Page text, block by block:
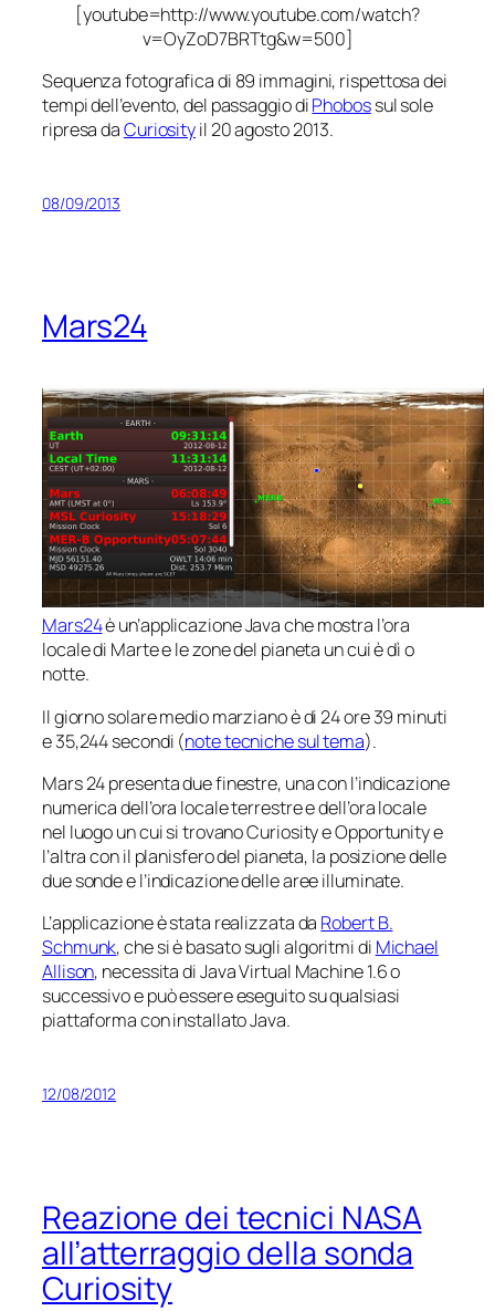
[youtube=http://www.youtube.com/watch?
v=OyZoD7BRTtg&w=500]
Sequenza fotografica di 89 immagini, rispettosa dei
tempi dell’evento, del passaggio diPhobossul sole
ripresa daCuriosityil 20 agosto 2013.
08/09/2013
Mars24
Mars24è un’applicazione Java che mostra l’ora
locale di Marte e le zone del pianeta un cui è dì o
notte.
Il giorno solare medio marziano è di 24 ore 39 minuti
e 35,244 secondi (note tecniche sul tema).
Mars 24 presenta due finestre, una con l’indicazione
numerica dell’ora locale terrestre e dell’ora locale
nel luogo un cui si trovanoCuriosityeOpportunitye
l’altra con il planisfero del pianeta, la posizione delle
due sonde e l’indicazione delle aree illuminate.
L’applicazione è stata realizzata da Robert B.
Schmunk, che si è basato sugli algoritmi di Michael
Allison, necessita di Java Virtual Machine 1.6 o
successivo e può essere eseguito su qualsiasi
piattaforma con installato Java.
12/08/2012
Reazione dei tecnici NASA
all’atterraggio della sonda
Curiosity